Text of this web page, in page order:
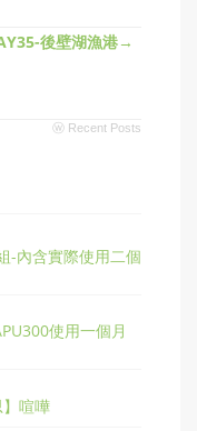
後壁湖漁港→
ⓦ Recent Posts
-內含實際使用二個
使用一個月
】喧嘩